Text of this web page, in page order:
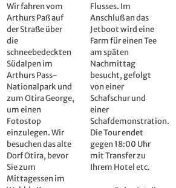
Wir fahren vom
Arthurs Paß auf
der Straße über
die
schneebedeckten
Südalpen im
Arthurs Pass-
Nationalpark und
zum Otira George,
um einen
Fotostop
einzulegen. Wir
besuchen das alte
Dorf Otira, bevor
Sie zum
Mittagessen im
Flusses. Im
Anschluß an das
Jetboot wird eine
Farm für einen Tee
am späten
Nachmittag
besucht, gefolgt
von einer
Schafschur und
einer
Schafdemonstration.
Die Tour endet
gegen 18:00 Uhr
mit Transfer zu
Ihrem Hotel etc.